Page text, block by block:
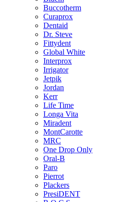
Buccotherm
Curaprox
Dentaid
Dr. Steve
Fittydent
Global White
Interprox
Irrigator
Jetpik
Jordan
Kerr
Life Time
Longa Vita
Miradent
MontCarotte
MRC
One Drop Only
Oral-B
Paro
Pierrot
Plackers
PresiDENT